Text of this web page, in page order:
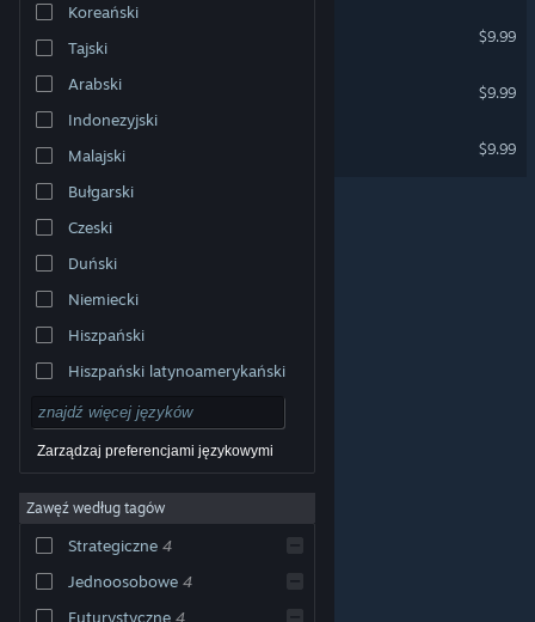
Wersja przeglądarkowa
© Valve Corporation. Wszelkie prawa zastrzeżone.
właścicieli w Stanach Zjednoczonych i innych krajach.
dostępu
Umowa użytkownika Steam
pieniędzy |Ciasteczka
Koreański
Tajski
Arabski
Indonezyjski
Malajski
Bułgarski
Czeski
Duński
Niemiecki
Hiszpański
Hiszpański latynoamerykański
Zarządzaj preferencjami językowymi
Zawęź według tagów
Strategiczne 4
Jednoosobowe 4
Futurystyczne 4
$9.99
$9.99
$9.99